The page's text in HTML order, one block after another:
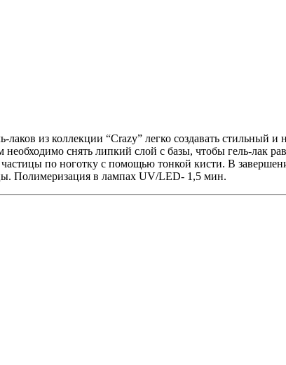
из коллекции “Crazy” легко создавать стильный
снять липкий слой с базы, чтобы гель-лак
по ноготку с помощью тонкой кисти. В
Полимеризация в лампах UV/LED- 1,5 мин.